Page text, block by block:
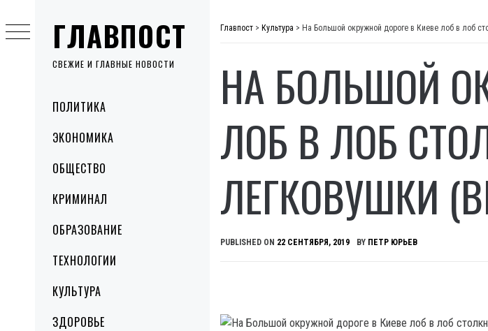
ГЛАВПОСТ
СВЕЖИЕ И ГЛАВНЫЕ НОВОСТИ
MenuПОЛИТИКА
ЭКОНОМИКА
ОБЩЕСТВО
КРИМИНАЛ
ОБРАЗОВАНИЕ
ТЕХНОЛОГИИ
КУЛЬТУРА
ЗДОРОВЬЕ
to
content
Главпост > Культура > На Большой окружной дороге в Киеве лоб в лоб
НА БОЛЬШОЙ
ЛОБ В ЛОБ
ЛЕГКОВУШКИ
PUBLISHED ON 22 СЕНТЯБРЯ, 2019 BY ПЕТР ЮРЬЕВ